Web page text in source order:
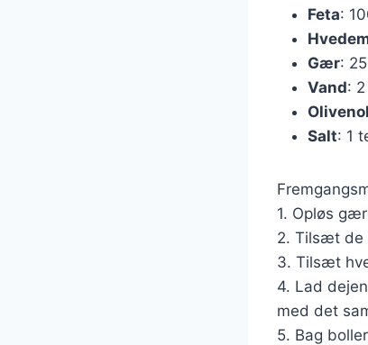
Feta:
Gær:
Vand:
Salt: 1
1. Opløs
2. Tilsæt de
3. Tilsæt
4. Lad
med det
5. Bag